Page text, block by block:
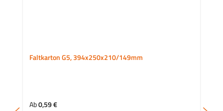
Faltkarton G5, 394x250x210/149mm
Regulärer Preis:
Ab0,59 €